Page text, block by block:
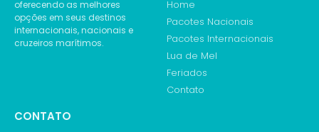
oferecendo as melhores
opções em seus destinos
internacionais, nacionais e
cruzeiros marítimos.
Home
Pacotes Nacionais
Pacotes Internacionais
Lua de Mel
Feriados
Contato
CONTATO